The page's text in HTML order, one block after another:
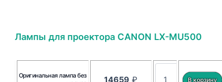
Лампы для проектора CANON LX-MU500
Оригинальная лампа без
14659 ₽